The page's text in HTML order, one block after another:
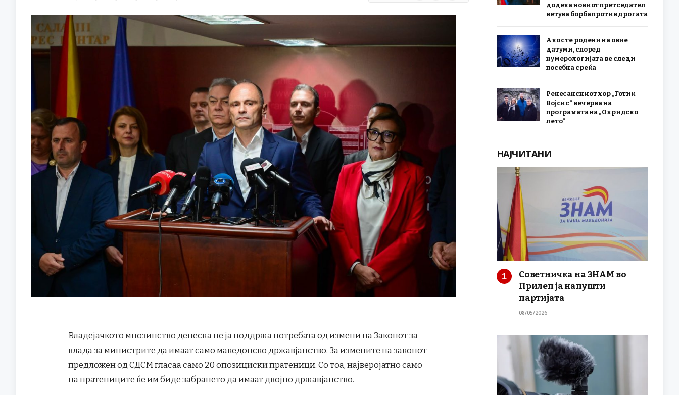
Владејачкото мнозинство денеска не ја поддржа потребата од измени на Законот за
влада за министрите да имаат само македонско државјанство. За измените на законот
предложен од СДСМ гласаа само 20 опозициски пратеници. Со тоа, најверојатно само
на пратениците ќе им биде забрането да имаат двојно државјанство.
додека новиот претседател
ветува борба против дрогата
Ако сте родени на овие
датуми, според
нумерологијата ве следи
посебна среќа
Ренесансниот хор „Готик
Војсис“ вечерва на
програмата на „Охридско
лето“
НАЈЧИТАНИ
Советничка на ЗНАМ во
Прилеп ја напушти
партијата
08/05/2026